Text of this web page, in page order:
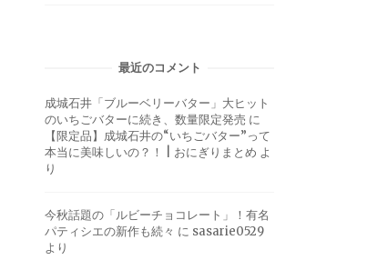
最近のコメント
成城石井「ブルーベリーバター」大ヒット
のいちごバターに続き、数量限定発売 に
【限定品】成城石井の“いちごバター”って
本当に美味しいの？！ | おにぎりまとめ よ
り
今秋話題の「ルビーチョコレート」！有名
パティシエの新作も続々 に sasarie0529
より